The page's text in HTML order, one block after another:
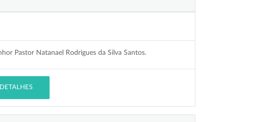
Pastor Natanael Rodrigues da Silva Santos.